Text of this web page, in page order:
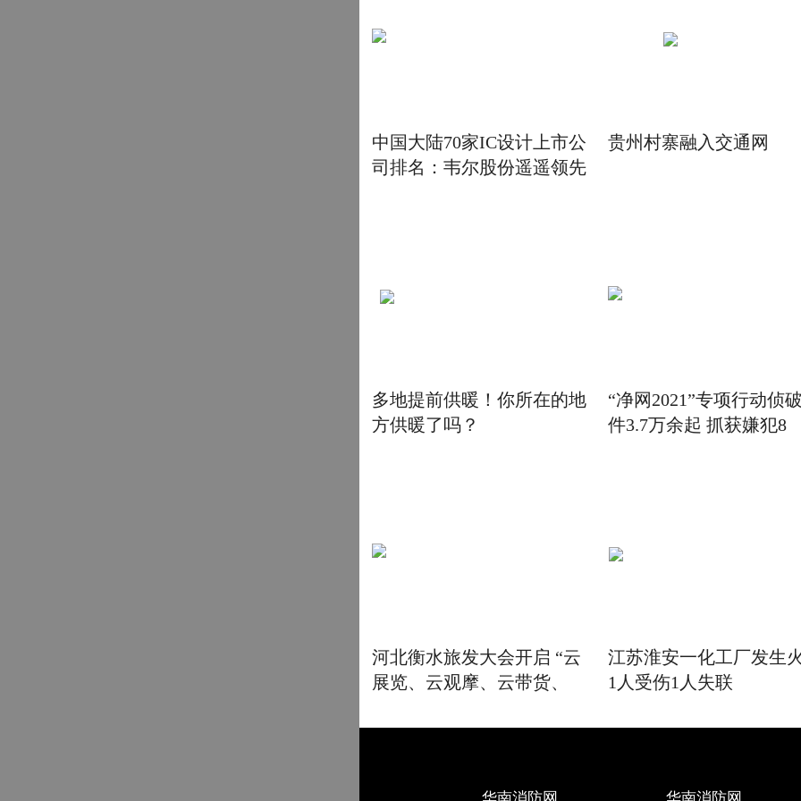
中国大陆70家IC设计上市公
司排名：韦尔股份遥遥领先
贵州村寨融入交通网
多地提前供暖！你所在的地
方供暖了吗？
“净网2021”专项行动侦
件3.7万余起 抓获嫌犯8
河北衡水旅发大会开启 “云
展览、云观摩、云带货、
江苏淮安一化工厂发生
1人受伤1人失联